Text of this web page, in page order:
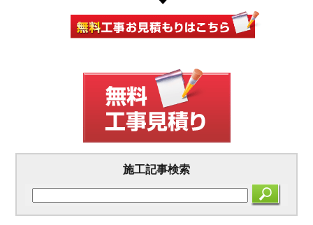
施工記事検索